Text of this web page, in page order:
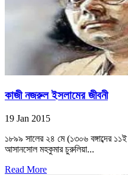
কাজী নজরুল ইসলামের জীবনী
19 Jan 2015
১৮৯৯ সালের ২৪ মে (১৩০৬ বঙ্গাব্দের ১১ই
আসানসোল মহকুমার চুরুলিয়া...
Read More